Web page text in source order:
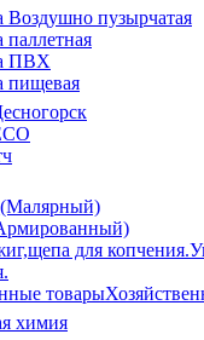
Воздушно пузырчатая
паллетная
ПВХ
пищевая
химия